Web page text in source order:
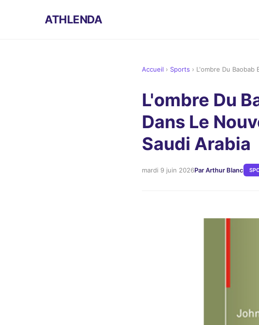
ATHLENDA
Accueil › Sports › L'ombre Du Baobab
L'ombre Du
Dans Le
Saudi Arabia
mardi 9 juin 2026Par Arthur Blanc